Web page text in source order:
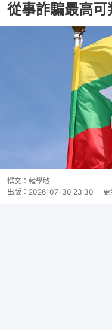
從事詐騙最高可
撰文： 韓學敏
出版： 2026-07-30 23:30 更